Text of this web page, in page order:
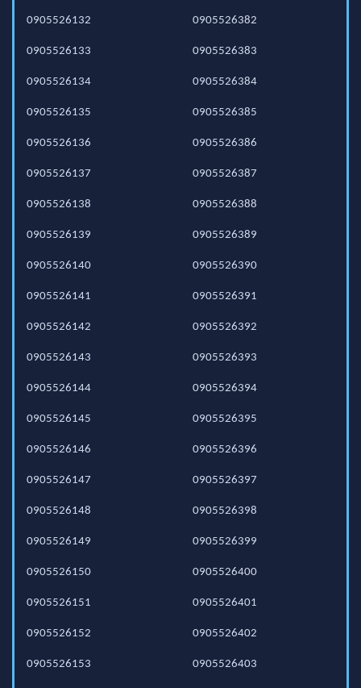
0905526132
0905526133
0905526134
0905526135
0905526136
0905526137
0905526138
0905526139
0905526140
0905526141
0905526142
0905526143
0905526144
0905526145
0905526146
0905526147
0905526148
0905526149
0905526150
0905526151
0905526152
0905526153
0905526382
0905526383
0905526384
0905526385
0905526386
0905526387
0905526388
0905526389
0905526390
0905526391
0905526392
0905526393
0905526394
0905526395
0905526396
0905526397
0905526398
0905526399
0905526400
0905526401
0905526402
0905526403